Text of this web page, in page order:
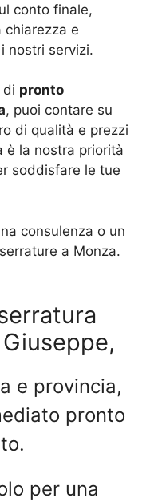
conto finale,
chiarezza e
nostri servizi.
di pronto
, puoi contare su
di qualità e prezzi
è la nostra priorità
soddisfare le tue
consulenza o un
a Monza.
e provincia,
pronto
per una